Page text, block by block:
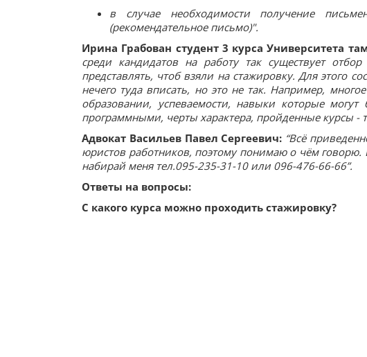
в случае необходимости получение
(рекомендательное письмо)".
Ирина Грабован студент 3 курса Университета
среди кандидатов на работу так существует
представлять, чтоб взяли на стажировку. Для
нечего туда вписать, но это не так. Например,
образовании, успеваемости, навыки которые
программными, черты характера, пройденные курсы -
Адвокат Васильев Павел Сергеевич: “Всё
юристов работников, поэтому понимаю о чём говорю.
набирай меня тел.095-235-31-10 или 096-476-66-66”.
Ответы на вопросы:
С какого курса можно проходить стажировку?